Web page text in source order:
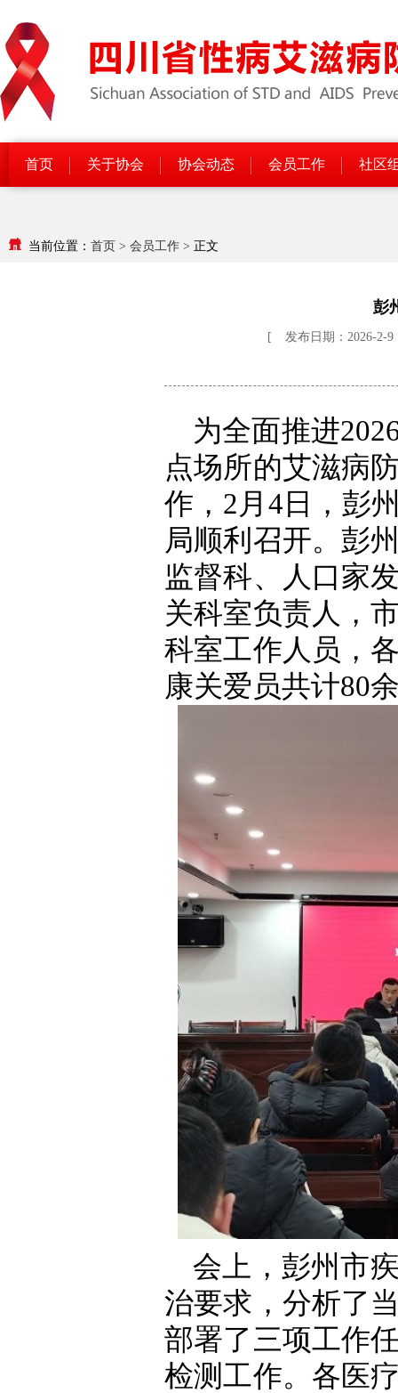
首页 关于协会 协会动态 会员工作 社区
当前位置： 首页 > 会员工作 > 正文
彭
[ 发布日期：2026-2-9
为全面推进
点场所的艾滋病
作，2月4日，彭
局顺利召开。彭
监督科、人口家
关科室负责人，
科室工作人员，
康关爱员共计80
会上，彭州市
治要求，分析了
部署了三项工作
检测工作。各医